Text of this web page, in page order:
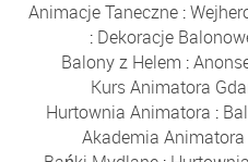
Animacje Taneczne :
: Dekoracje
Balony z Helem :
Kurs Animatora
Hurtownia Animatora :
Akademia Animatora